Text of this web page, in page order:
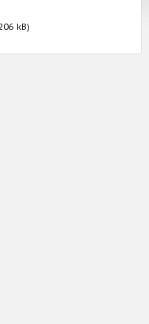
kB)